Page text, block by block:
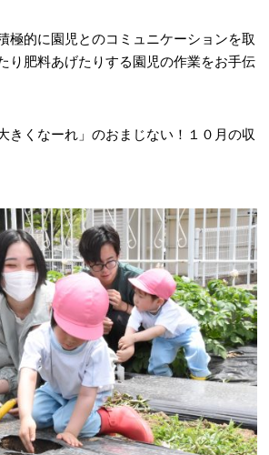
極的に園児とのコミュニケーションを取
り肥料あげたりする園児の作業をお手伝
きくなーれ」のおまじない！１０月の収